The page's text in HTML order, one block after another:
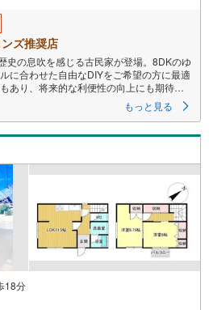
ズ推奨店
史の息吹を感じる古民家が登場。8DKのゆ
に合わせた自由なDIYをご希望の方に最適
あり、将来的な利便性の向上にも期待が
みの住まいを創り上げ、豊かな田舎暮ら
家で、理想の暮らしをデザインする特別
めましょう。
す
希望の方に最適です
分でお子さまも無理なく通えます
の新駅が開業予定です
す
18:00）】
情報を多数取り扱っています
もっと見る
18分